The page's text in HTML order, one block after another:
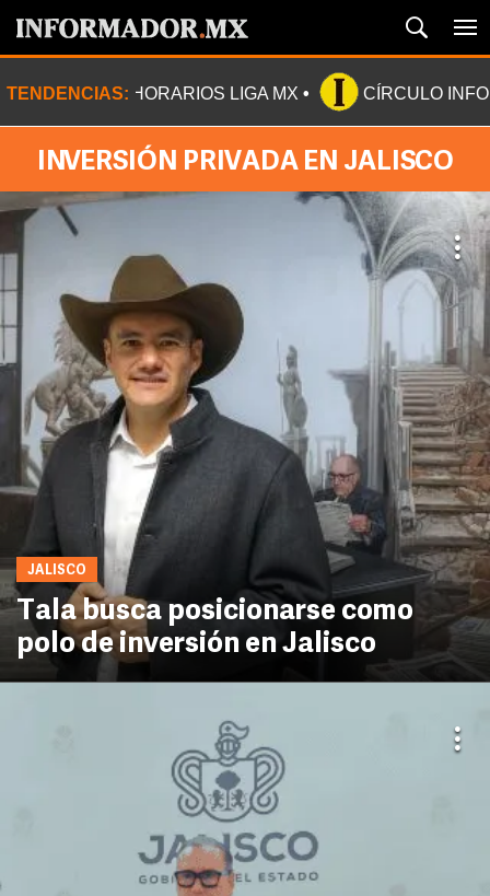
TENDENCIAS: HORARIOS LIGA MX CÍRCULO
INVERSIÓN PRIVADA EN JALISCO
JALISCO
Tala busca posicionarse como
polo de inversión en Jalisco